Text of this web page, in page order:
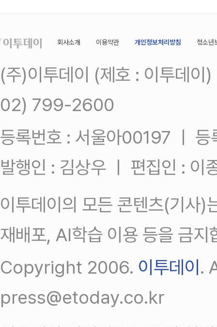
회사소개 이용약관 개인정보처리방침 청소년
(주)이투데이 (제호 : 이투데
02) 799-2600
등록번호 : 서울아00197 ㅣ
발행인 : 김상우 ㅣ 편집인 : 이
이투데이의 모든 콘텐츠(기사)
재배포, AI학습 이용 등을 금지
Copyright 2006. 이투데이 .
press@etoday.co.kr